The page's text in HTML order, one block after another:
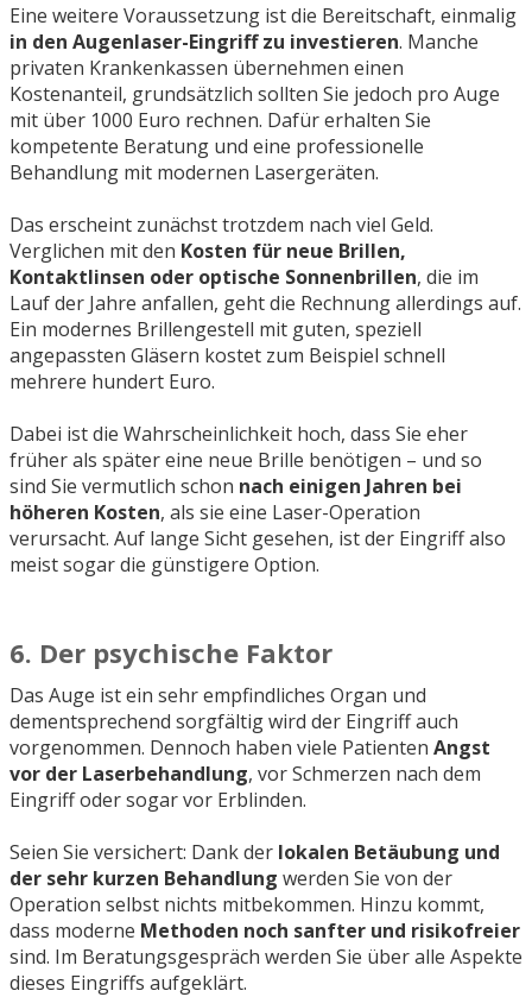
Eine weitere Voraussetzung ist die Bereitschaft, einmalig
in den Augenlaser-Eingriff zu investieren. Manche
privaten Krankenkassen übernehmen einen
Kostenanteil, grundsätzlich sollten Sie jedoch pro Auge
mit über 1000 Euro rechnen. Dafür erhalten Sie
kompetente Beratung und eine professionelle
Behandlung mit modernen Lasergeräten.
Das erscheint zunächst trotzdem nach viel Geld.
Verglichen mit den Kosten für neue Brillen,
Kontaktlinsen oder optische Sonnenbrillen, die im
Lauf der Jahre anfallen, geht die Rechnung allerdings auf.
Ein modernes Brillengestell mit guten, speziell
angepassten Gläsern kostet zum Beispiel schnell
mehrere hundert Euro.
Dabei ist die Wahrscheinlichkeit hoch, dass Sie eher
früher als später eine neue Brille benötigen – und so
sind Sie vermutlich schon nach einigen Jahren bei
höheren Kosten, als sie eine Laser-Operation
verursacht. Auf lange Sicht gesehen, ist der Eingriff also
meist sogar die günstigere Option.
6. Der psychische Faktor
Das Auge ist ein sehr empfindliches Organ und
dementsprechend sorgfältig wird der Eingriff auch
vorgenommen. Dennoch haben viele Patienten Angst
vor der Laserbehandlung, vor Schmerzen nach dem
Eingriff oder sogar vor Erblinden.
Seien Sie versichert: Dank der lokalen Betäubung und
der sehr kurzen Behandlung werden Sie von der
Operation selbst nichts mitbekommen. Hinzu kommt,
dass moderne Methoden noch sanfter und risikofreier
sind. Im Beratungsgespräch werden Sie über alle Aspekte
dieses Eingriffs aufgeklärt.